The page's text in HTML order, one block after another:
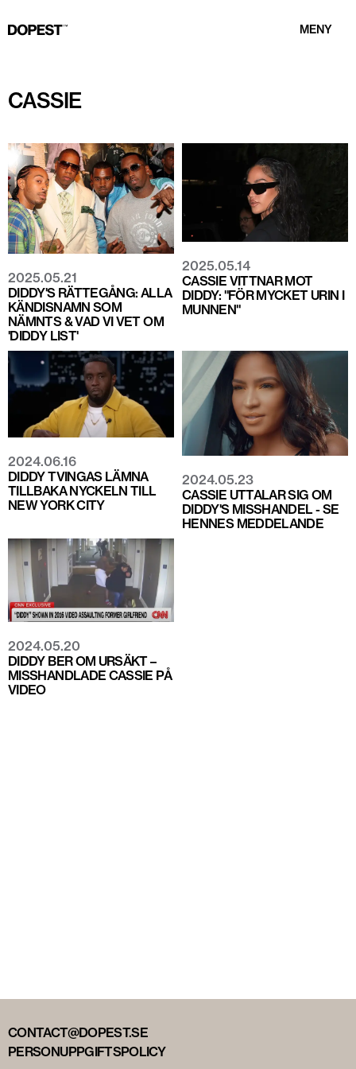
MENY
CASSIE
2025.05.21
DIDDY'S RÄTTEGÅNG: ALLA
KÄNDISNAMN SOM
NÄMNTS & VAD VI VET OM
'DIDDY LIST'
2025.05.14
CASSIE VITTNAR MOT
DIDDY: "FÖR MYCKET URIN I
MUNNEN"
2024.06.16
DIDDY TVINGAS LÄMNA
TILLBAKA NYCKELN TILL
NEW YORK CITY
2024.05.23
CASSIE UTTALAR SIG OM
DIDDY'S MISSHANDEL - SE
HENNES MEDDELANDE
2024.05.20
DIDDY BER OM URSÄKT –
MISSHANDLADE CASSIE PÅ
VIDEO
CONTACT@DOPEST.SE
PERSONUPPGIFTSPOLICY